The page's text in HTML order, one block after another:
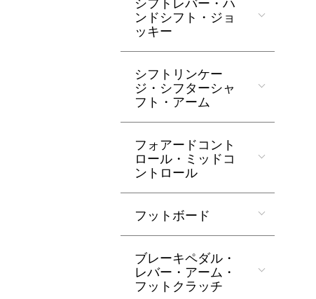
ンドシフト・ジョ
ッキー
シフトリンケー
ジ・シフターシャ
フト・アーム
フォアードコント
ロール・ミッドコ
ントロール
フットボード
ブレーキペダル・
レバー・アーム・
フットクラッチ